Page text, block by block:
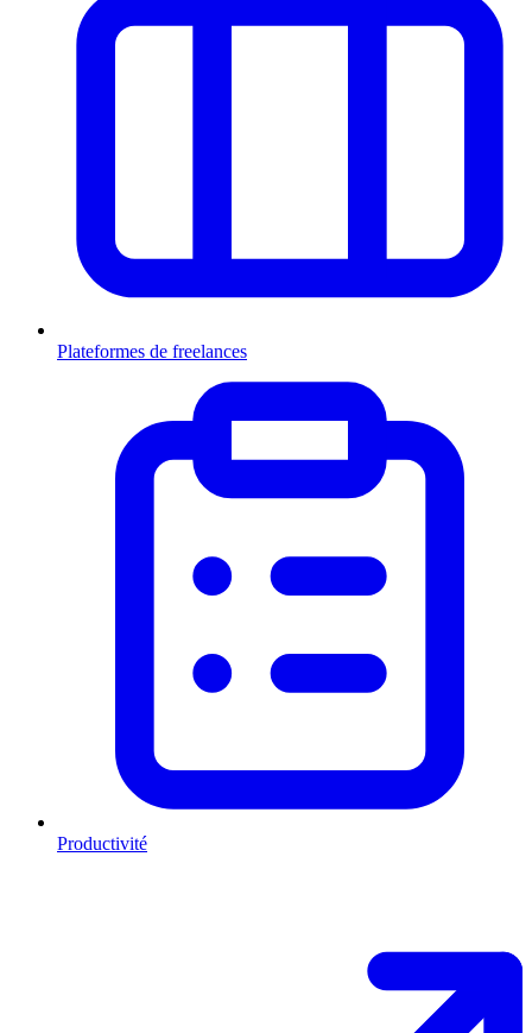
Plateformes de freelances
Productivité